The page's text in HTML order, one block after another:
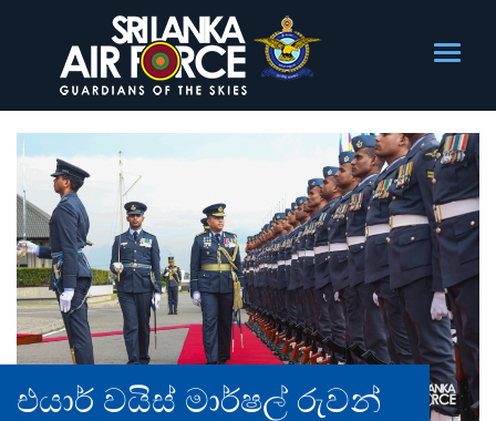
එයාර් වයිස් මාර්ෂල් රුවන්